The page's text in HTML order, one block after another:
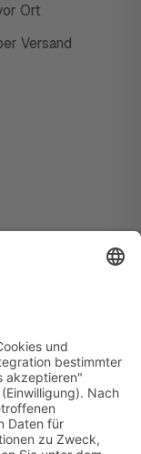
Ort
Versand